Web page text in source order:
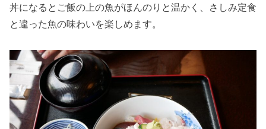
丼になるとご飯の上の魚がほんのりと温かく、さしみ定食
と違った魚の味わいを楽しめます。